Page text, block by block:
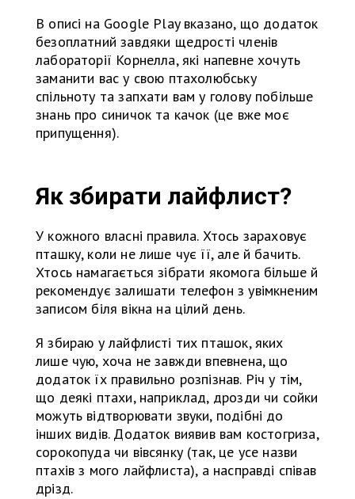
В описі на Google Play вказано, що додаток
безоплатний завдяки щедрості членів
лабораторії Корнелла, які напевне хочуть
заманити вас у свою птахолюбську
спільноту та запхати вам у голову побільше
знань про синичок та качок (це вже моє
припущення).
Як збирати лайфлист?
У кожного власні правила. Хтось зараховує
пташку, коли не лише чує її, але й бачить.
Хтось намагається зібрати якомога більше й
рекомендує залишати телефон з увімкненим
записом біля вікна на цілий день.
Я збираю у лайфлисті тих пташок, яких
лише чую, хоча не завжди впевнена, що
додаток їх правильно розпізнав. Річ у тім,
що деякі птахи, наприклад, дрозди чи сойки
можуть відтворювати звуки, подібні до
інших видів. Додаток виявив вам костогриза,
сорокопуда чи вівсянку (так, це усе назви
птахів з мого лайфлиста), а насправді співав
дрізд.